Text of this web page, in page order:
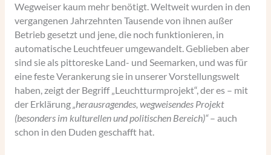
Wegweiser kaum mehr benötigt. Weltweit wurden in den
vergangenen Jahrzehnten Tausende von ihnen außer
Betrieb gesetzt und jene, die noch funktionieren, in
automatische Leuchtfeuer umgewandelt. Geblieben aber
sind sie als pittoreske Land- und Seemarken, und was für
eine feste Verankerung sie in unserer Vorstellungswelt
haben, zeigt der Begriff „Leuchtturmprojekt“, der es – mit
der Erklärung„herausragendes, wegweisendes Projekt
(besonders im kulturellen und politischen Bereich)“– auch
schon in den Duden geschafft hat.